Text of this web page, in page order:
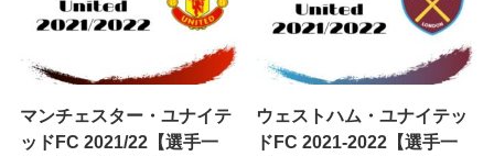
マンチェスター・ユナイテ
ッドFC 2021/22【選手一
ウェストハム・ユナイテッ
ドFC 2021-2022【選手一